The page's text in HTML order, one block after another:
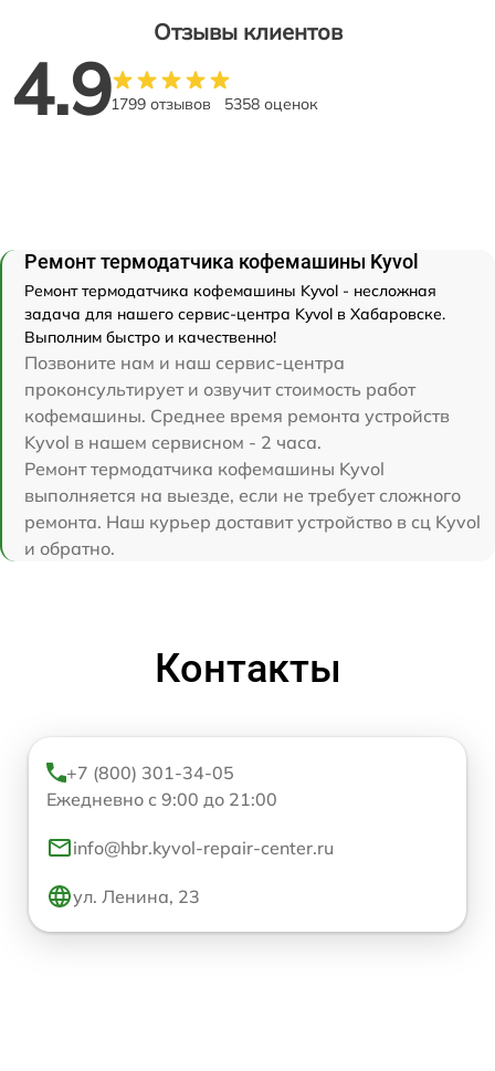
Отзывы клиентов
4.91799 отзывов 5358 оценок
Ремонт термодатчика кофемашины Kyvol
Ремонт термодатчика кофемашины Kyvol - несложная
задача для нашего сервис-центра Kyvol в Хабаровске.
Выполним быстро и качественно!
Позвоните нам и наш сервис-центра
проконсультирует и озвучит стоимость работ
кофемашины. Среднее время ремонта устройств
Kyvol в нашем сервисном - 2 часа.
Ремонт термодатчика кофемашины Kyvol
выполняется на выезде, если не требует сложного
ремонта. Наш курьер доставит устройство в сц Kyvol
и обратно.
Контакты
+7 (800) 301-34-05
Ежедневно с 9:00 до 21:00
info@hbr.kyvol-repair-center.ru
ул. Ленина, 23